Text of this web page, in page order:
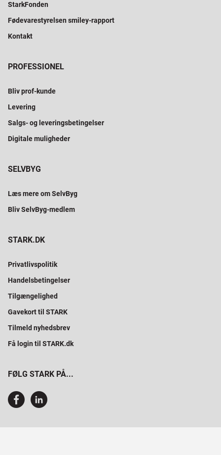
StarkFonden
Fødevarestyrelsen smiley-rapport
Kontakt
PROFESSIONEL
Bliv prof-kunde
Levering
Salgs- og leveringsbetingelser
Digitale muligheder
SELVBYG
Læs mere om SelvByg
Bliv SelvByg-medlem
STARK.DK
Privatlivspolitik
Handelsbetingelser
Tilgængelighed
Gavekort til STARK
Tilmeld nyhedsbrev
Få login til STARK.dk
FØLG STARK PÅ...